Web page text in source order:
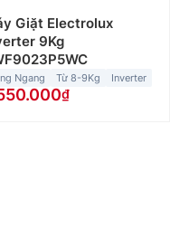
Giặt Electrolux
9Kg
Ngang Từ 8-9Kg Inverter